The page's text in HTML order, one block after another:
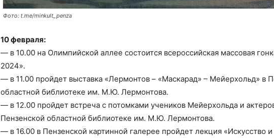
Фото: t.me/minkult_penza
10 февраля:
— в 10.00 на Олимпийской аллее состоится всероссийская массовая
2024».
— в 11.00 пройдет выставка «Лермонтов – «Маскарад» – Мейерхольд» в
областной библиотеке им. М.Ю. Лермонтова.
— в 12.00 пройдет встреча с потомками учеников Мейерхольда и
Пензенской областной библиотеке им. М.Ю. Лермонтова.
— в 16.00 в Пензенской картинной галерее пройдет лекция «Искусство